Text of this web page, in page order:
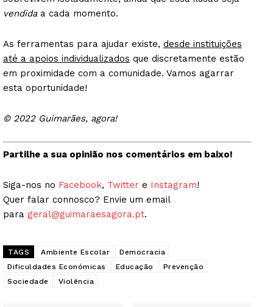
vendidaa cada momento.
As ferramentas para ajudar existe, desde instituições
até a apoios individualizados que discretamente estão
em proximidade com a comunidade. Vamos agarrar
esta oportunidade!
© 2022 Guimarães, agora!
Partilhe a sua opinião nos comentários em baixo!
Siga-nos no Facebook, Twitter e Instagram!
Quer falar connosco? Envie um email
para geral@guimaraesagora.pt.
TAGS Ambiente Escolar
Democracia
Dificuldades Económicas
Educação
Prevenção
Sociedade
Violência